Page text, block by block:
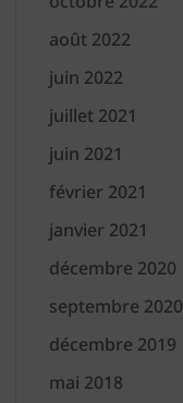
août 2022
juin 2022
juillet 2021
juin 2021
février 2021
janvier 2021
décembre 2020
septembre 2020
décembre 2019
mai 2018